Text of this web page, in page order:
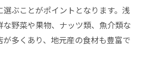
クランチがシワ改善に与える効
ーランチで美肌とシワケアを両
ぶことがポイントとなります。浅
野菜や果物、ナッツ類、魚介類な
が多くあり、地元産の食材も豊富で